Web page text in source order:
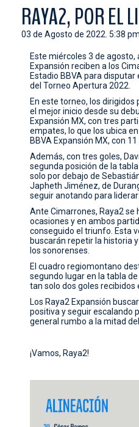
TIENDA
ESTADIO
PRENSA
CONTACTO
RAYA2, POR EL
03 de Agosto de 2022. 5:38 pm.
Este miércoles 3 de agosto,
Expansión reciben a los
Estadio BBVA para
del Torneo Apertura 2022.
En este torneo, los
el mejor inicio desde su
Expansión MX, con tres
empates, lo que los ubica
BBVA Expansión MX, con 11
Además, con tres goles,
segunda posición de la
solo por debajo de
Japheth Jiménez, de
seguir anotando para liderar
Ante Cimarrones, Raya2
ocasiones y en ambos
conseguido el triunfo. Esta
buscarán repetir la historia
los sonorenses.
El cuadro regiomontano
segundo lugar en la tabla
tan solo dos goles recibidos
Los Raya2 Expansión
positiva y seguir escalando
general rumbo a la mitad
¡Vamos, Raya2!